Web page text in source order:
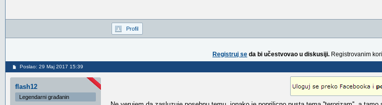
Profil
Registruj se da bi učestvovao u diskusiji. Registrovanim
Poslao: 29 Maj 2017 15:39
flash12
Legendarni građanin